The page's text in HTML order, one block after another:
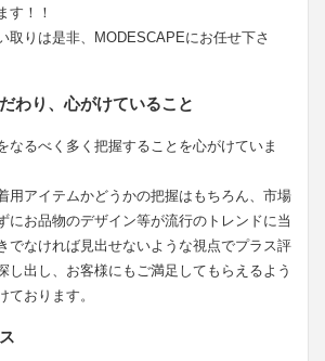
す！！
取りは是非、MODESCAPEにお任せ下さ
わり、心がけていること
なるべく多く把握することを心がけていま
用アイテムかどうかの把握はもちろん、市場
にお品物のデザイン等が流行のトレンドに当
でなければ見出せないような視点でプラス評
し出し、お客様にもご満足してもらえるよう
ております。